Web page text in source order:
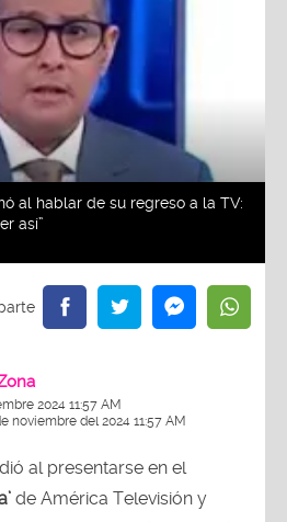
al hablar de su regreso a la TV:
así”
2024 11:57 AM
noviembre del 2024 11:57 AM
al presentarse en el
de América Televisión y